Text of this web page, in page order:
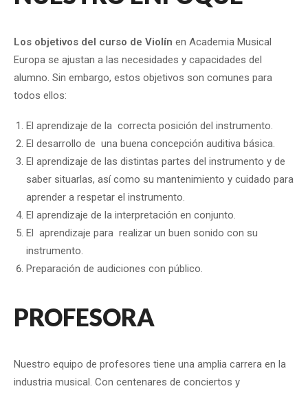
Los objetivos del curso de Violín en Academia Musical
Europa se ajustan a las necesidades y capacidades del
alumno. Sin embargo, estos objetivos son comunes para
todos ellos:
El aprendizaje de la correcta posición del instrumento.
El desarrollo de una buena concepción auditiva básica.
El aprendizaje de las distintas partes del instrumento y de
saber situarlas, así como su mantenimiento y cuidado para
aprender a respetar el instrumento.
El aprendizaje de la interpretación en conjunto.
El aprendizaje para realizar un buen sonido con su
instrumento.
Preparación de audiciones con público.
PROFESORA
Nuestro equipo de profesores tiene una amplia carrera en la
industria musical. Con centenares de conciertos y